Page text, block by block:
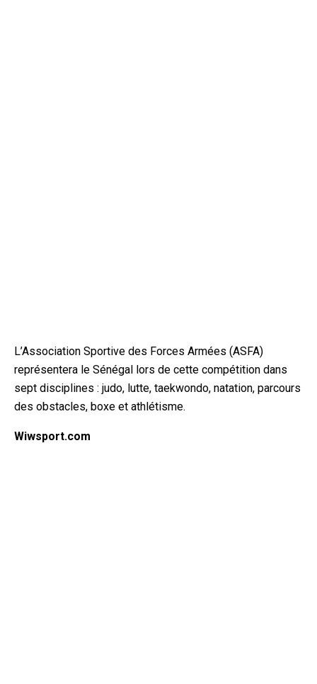
L’Association Sportive des Forces Armées (ASFA)
représentera le Sénégal lors de cette compétition dans
sept disciplines : judo, lutte, taekwondo, natation, parcours
des obstacles, boxe et athlétisme.
Wiwsport.com